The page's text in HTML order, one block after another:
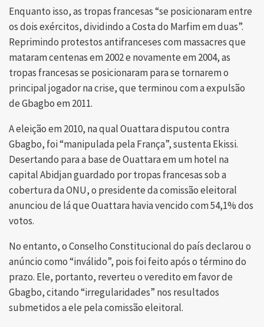
Enquanto isso, as tropas francesas “se posicionaram entre
os dois exércitos, dividindo a Costa do Marfim em duas”.
Reprimindo protestos antifranceses com massacres que
mataram centenas em 2002 e novamente em 2004, as
tropas francesas se posicionaram para se tornarem o
principal jogador na crise, que terminou com a expulsão
de Gbagbo em 2011.
A eleição em 2010, na qual Ouattara disputou contra
Gbagbo, foi “manipulada pela França”, sustenta Ekissi.
Desertando para a base de Ouattara em um hotel na
capital Abidjan guardado por tropas francesas sob a
cobertura da ONU, o presidente da comissão eleitoral
anunciou de lá que Ouattara havia vencido com 54,1% dos
votos.
No entanto, o Conselho Constitucional do país declarou o
anúncio como “inválido”, pois foi feito após o término do
prazo. Ele, portanto, reverteu o veredito em favor de
Gbagbo, citando “irregularidades” nos resultados
submetidos a ele pela comissão eleitoral.